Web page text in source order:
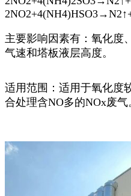
主要影响因素有：氧化度
气速和塔板液层高度。
适用范围：适用于氧化度
合处理含NO多的NOx废气